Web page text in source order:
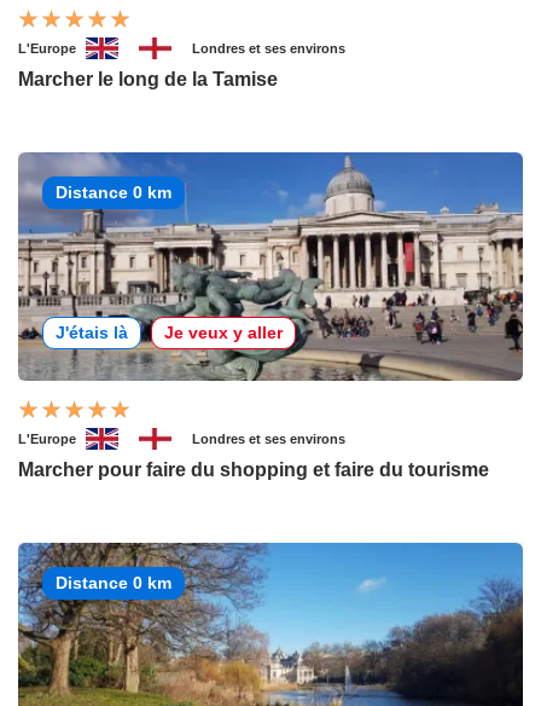
L'Europe Londres et ses environs
Marcher le long de la Tamise
Distance 0 km
J'étais là Je veux y aller
L'Europe Londres et ses environs
Marcher pour faire du shopping et faire du tourisme
Distance 0 km